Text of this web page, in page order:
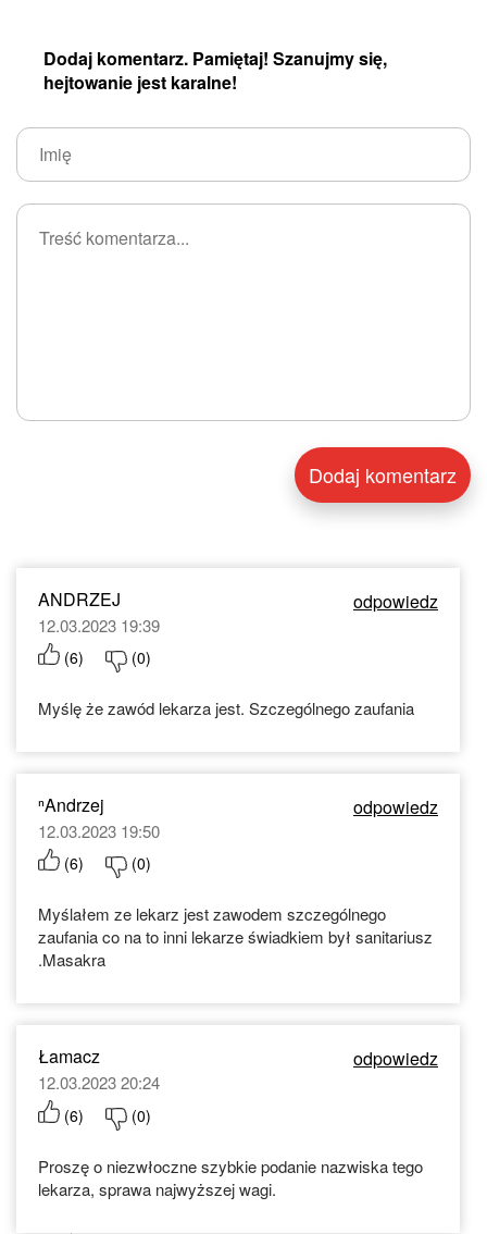
Dodaj komentarz. Pamiętaj! Szanujmy się,
hejtowanie jest karalne!
ANDRZEJ odpowiedz
12.03.2023 19:39
(6) (0)
Myślę że zawód lekarza jest. Szczególnego zaufania
ⁿAndrzej odpowiedz
12.03.2023 19:50
(6) (0)
Myślałem ze lekarz jest zawodem szczególnego
zaufania co na to inni lekarze świadkiem był sanitariusz
.Masakra
Łamacz odpowiedz
12.03.2023 20:24
(6) (0)
Proszę o niezwłoczne szybkie podanie nazwiska tego
lekarza, sprawa najwyższej wagi.